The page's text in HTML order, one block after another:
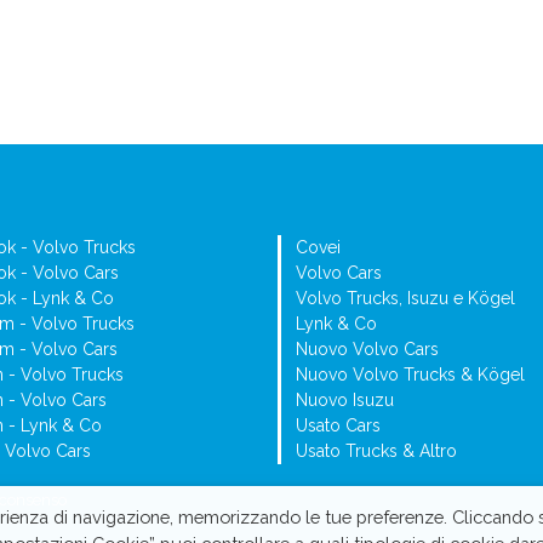
- Volvo Trucks
- Volvo Cars
- Lynk & Co
- Volvo Trucks
- Volvo Cars
- Volvo Trucks
- Volvo Cars
- Lynk & Co
Volvo Cars
Covei
Volvo Cars
Volvo Trucks, Isuzu e Kögel
Lynk & Co
Nuovo Volvo Cars
Nuovo Volvo Trucks & Kögel
Nuovo Isuzu
Usato Cars
Usato Trucks & Altro
di navigazione, memorizzando le tue preferenze. Cliccando